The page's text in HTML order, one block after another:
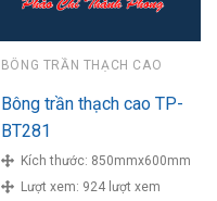
BÔNG TRẦN THẠCH CAO
Bông trần thạch cao TP-
BT281
Kích thước: 850mmx600mm
Lượt xem: 924 lượt xem